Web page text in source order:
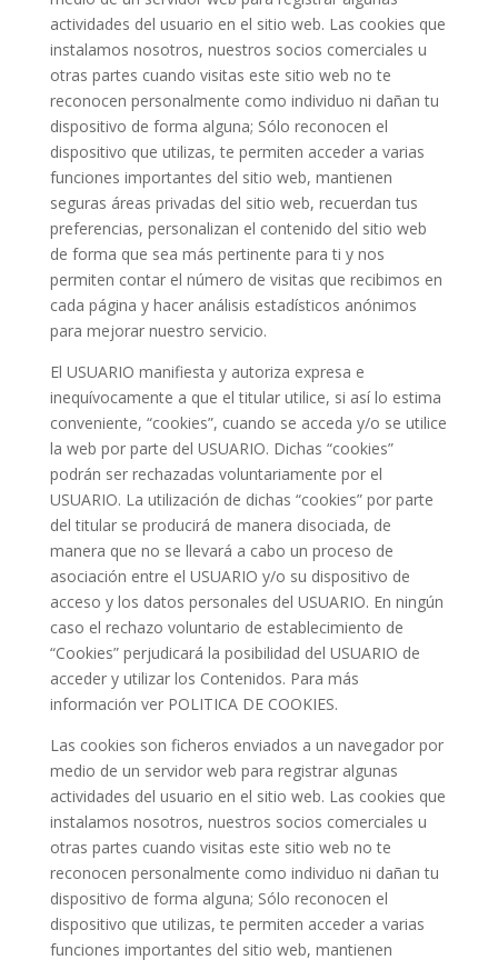
actividades del usuario en el sitio web. Las cookies que
instalamos nosotros, nuestros socios comerciales u
otras partes cuando visitas este sitio web no te
reconocen personalmente como individuo ni dañan tu
dispositivo de forma alguna; Sólo reconocen el
dispositivo que utilizas, te permiten acceder a varias
funciones importantes del sitio web, mantienen
seguras áreas privadas del sitio web, recuerdan tus
preferencias, personalizan el contenido del sitio web
de forma que sea más pertinente para ti y nos
permiten contar el número de visitas que recibimos en
cada página y hacer análisis estadísticos anónimos
para mejorar nuestro servicio.
El USUARIO manifiesta y autoriza expresa e
inequívocamente a que el titular utilice, si así lo estima
conveniente, “cookies”, cuando se acceda y/o se utilice
la web por parte del USUARIO. Dichas “cookies”
podrán ser rechazadas voluntariamente por el
USUARIO. La utilización de dichas “cookies” por parte
del titular se producirá de manera disociada, de
manera que no se llevará a cabo un proceso de
asociación entre el USUARIO y/o su dispositivo de
acceso y los datos personales del USUARIO. En ningún
caso el rechazo voluntario de establecimiento de
“Cookies” perjudicará la posibilidad del USUARIO de
acceder y utilizar los Contenidos. Para más
información ver POLITICA DE COOKIES.
Las cookies son ficheros enviados a un navegador por
medio de un servidor web para registrar algunas
actividades del usuario en el sitio web. Las cookies que
instalamos nosotros, nuestros socios comerciales u
otras partes cuando visitas este sitio web no te
reconocen personalmente como individuo ni dañan tu
dispositivo de forma alguna; Sólo reconocen el
dispositivo que utilizas, te permiten acceder a varias
funciones importantes del sitio web, mantienen